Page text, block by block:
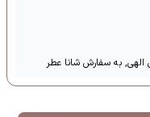
الهی, به سفارش شانا عطر